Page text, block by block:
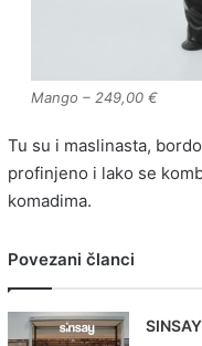
Mango – 249,00 €
Tu su i maslinasta,
profinjeno i lako se
komadima.
Povezani članci